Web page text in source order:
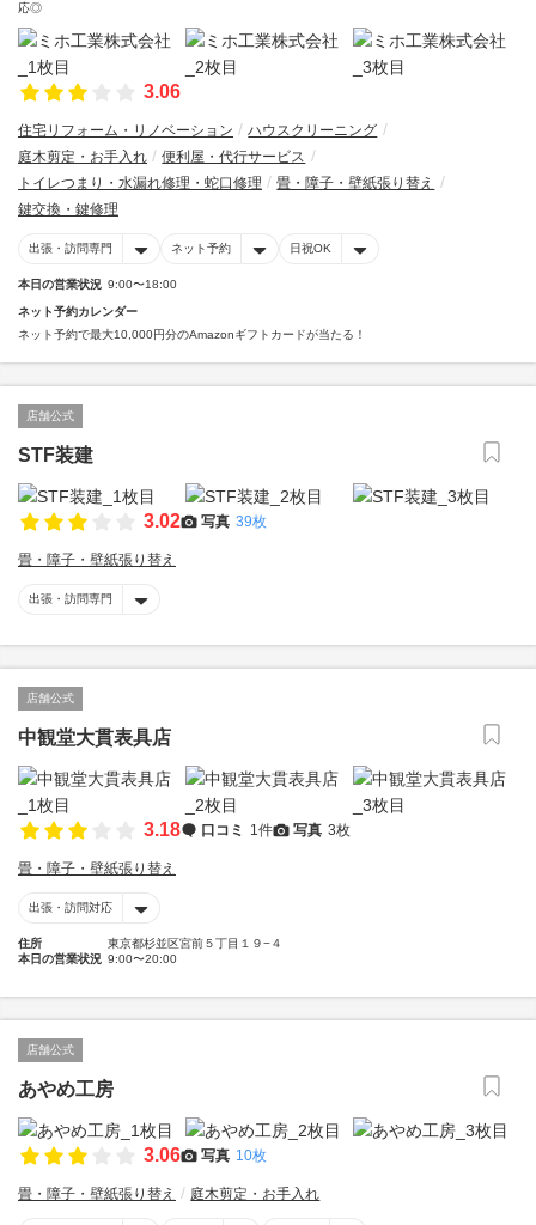
応◎
3.06
住宅リフォーム・リノベーション
ハウスクリーニング
庭木剪定・お手入れ
便利屋・代行サービス
トイレつまり・水漏れ修理・蛇口修理
畳・障子・壁紙張り替え
鍵交換・鍵修理
出張・訪問専門 ネット予約 日祝OK
本日の営業状況 9:00〜18:00
ネット予約カレンダー
ネット予約で最大10,000円分のAmazonギフトカードが当たる！
店舗公式
STF装建
3.02 写真 39枚
畳・障子・壁紙張り替え
出張・訪問専門
店舗公式
中観堂大貫表具店
3.18 口コミ 1件 写真 3枚
畳・障子・壁紙張り替え
出張・訪問対応
住所
東京都杉並区宮前５丁目１９−４
本日の営業状況 9:00〜20:00
店舗公式
あやめ工房
3.06 写真 10枚
畳・障子・壁紙張り替え 庭木剪定・お手入れ